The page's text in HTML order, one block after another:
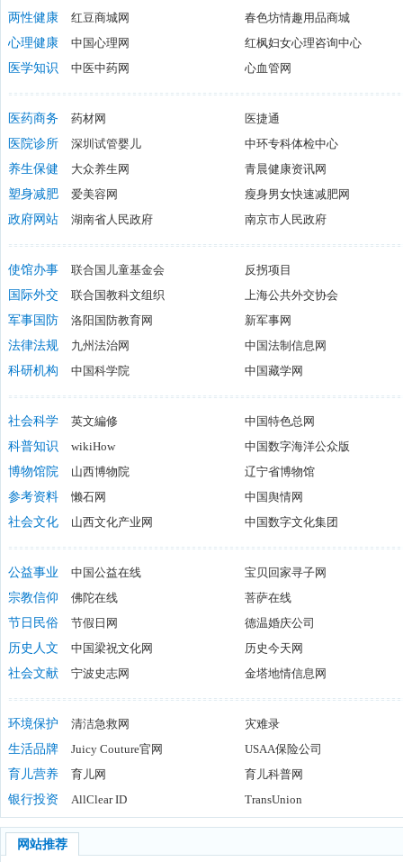
养生之道网
两性健康 红豆商城网
春色坊情趣用品商城
七彩谷商城
春水堂
心理健康 中国心理网
红枫妇女心理咨询中心
慧中心理网
南京心理咨询网--南京佳境心理咨询中心
医学知识 中医中药网
心血管网
趣味医学网
万方医学网
医学全
医药商务
药材网
医捷通
家家乐购保健品商城
中国国家食品药品监督管理局SFDA
医院诊所 深圳试管婴儿
中环专科体检中心
武汉大学口腔医院
武汉百佳妇产医院
养生保健 大众养生网
青晨健康资讯网
爱康国宾
康比特医疗保健产品网
塑身减肥 爱美容网
瘦身男女快速减肥网
P57
上海卓然美容院仪器厂
政府网站 湖南省人民政府
南京市人民政府
西安市人民政府
中国林业网
云南省
使馆办事
联合国儿童基金会
反拐项目
中国驻俄罗斯大使馆
新加坡驻华大使馆
国际外交 联合国教科文组织
上海公共外交协会
中国国际法学会
中国人民外交学会
军事国防 洛阳国防教育网
新军事网
强国网
法律法规 九州法治网
中国法制信息网
中国交通事故赔偿网
科研机构 中国科学院
中国藏学网
中国城乡规划行业网
中国科技信息研究所
国家标
社会科学
英文編修
中国特色总网
中国社会科学网
内蒙古社科联
科普知识 wikiHow
中国数字海洋公众版
宁夏大众科技网
博物馆院 山西博物院
辽宁省博物馆
深圳博物馆
参考资料 懒石网
中国舆情网
参考资料网
云南查新咨询服务平台
社会文化 山西文化产业网
中国数字文化集团
顶尖设计
中国非物质文化遗产网
中国档
公益事业
中国公益在线
宝贝回家寻子网
壹基金官方网站
宗教信仰 佛陀在线
菩萨在线
信基督网络商城
中国伊斯兰教协会
节日民俗 节假日网
德温婚庆公司
福客民俗网
历史人文 中国梁祝文化网
历史今天网
历史春秋网
社会文献 宁波史志网
金塔地情信息网
互动百科
恩施州史志网
广西地
环境保护
清洁急救网
灾难录
水博网
中国清洁生产网
生活品牌 Juicy Couture官网
USAA保险公司
Legrand中国官网
Lamps Plus灯具家具网
育儿营养 育儿网
育儿科普网
香港卫生署
银行投资 AllClear ID
TransUnion
Experian公司
网站推荐